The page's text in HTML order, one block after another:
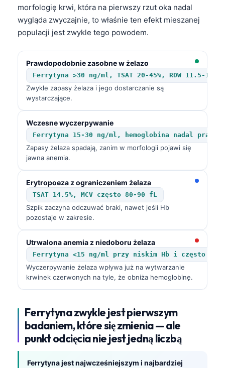
morfologię krwi, która na pierwszy rzut oka nadal
wygląda zwyczajnie, to właśnie ten efekt mieszanej
populacji jest zwykle tego powodem.
Prawdopodobnie zasobne w żelazo
Ferrytyna >30 ng/ml, TSAT 20-45%, RDW 11.5-14.5%
Zwykle zapasy żelaza i jego dostarczanie są
wystarczające.
Wczesne wyczerpywanie
Ferrytyna 15-30 ng/ml, hemoglobina nadal
Zapasy żelaza spadają, zanim w morfologii pojawi się
jawna anemia.
Erytropoeza z ograniczeniem żelaza
TSAT 14.5%, MCV często 80-90 fL
Szpik zaczyna odczuwać braki, nawet jeśli Hb
pozostaje w zakresie.
Utrwalona anemia z niedoboru żelaza
Ferrytyna <15 ng/ml przy niskim Hb i często MCV
Wyczerpywanie żelaza wpływa już na wytwarzanie
krwinek czerwonych na tyle, że obniża hemoglobinę.
Ferrytyna zwykle jest pierwszym
badaniem, które się zmienia — ale
punkt odcięcia nie jest jedną liczbą
Ferrytyna jest najwcześniejszym i najbardziej